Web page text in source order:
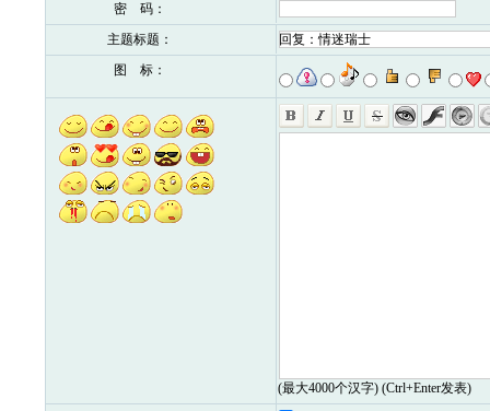
密 码：
主题标题：
图 标：
(最大4000个汉字) (Ctrl+Enter发表)